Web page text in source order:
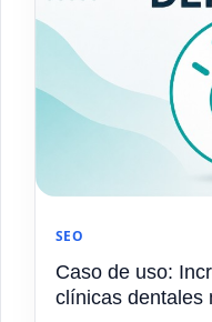
SEO
Caso de uso:
clínicas dentales